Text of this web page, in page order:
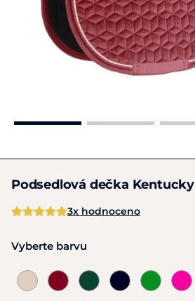
Podsedlová dečka
3x hodnoceno
Vyberte barvu